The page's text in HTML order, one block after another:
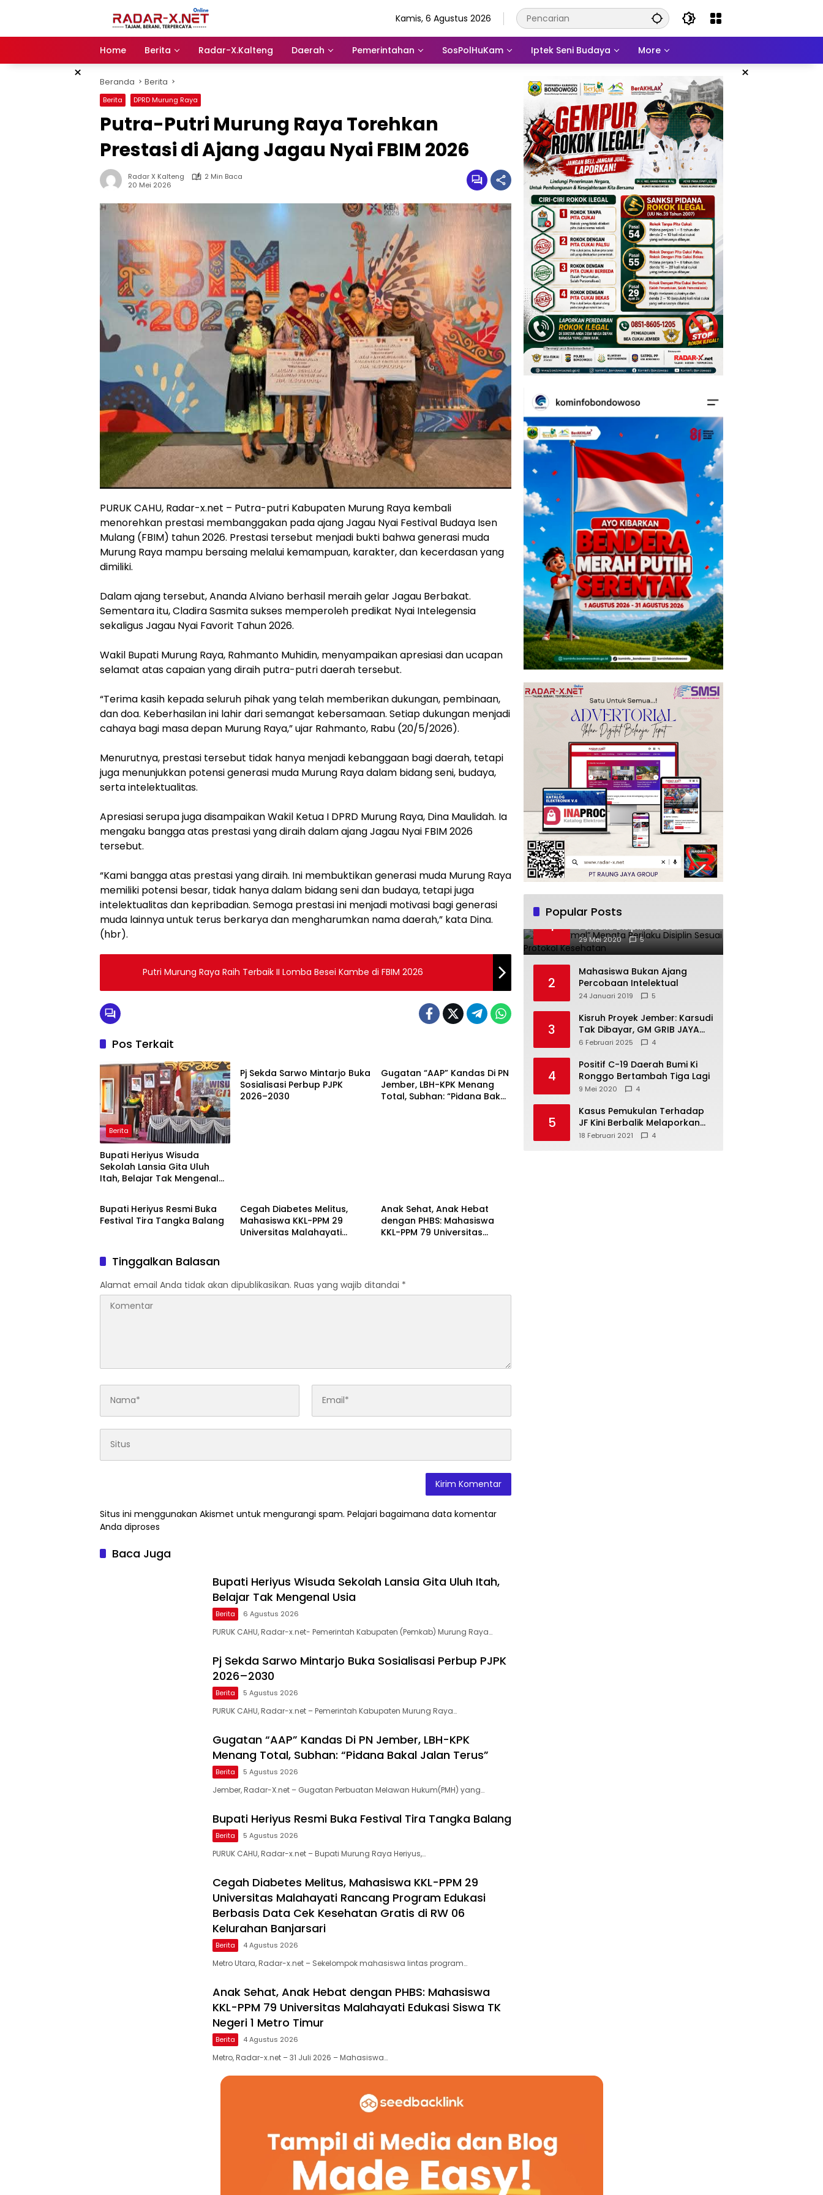
Kamis, 6 Agustus 2026
Home Berita Radar-X.Kalteng Daerah Pemerintahan SosPolHuKam Iptek Seni Budaya More
× ×
Beranda Berita
Berita DPRD Murung Raya
Putra-Putri Murung Raya Torehkan
Prestasi di Ajang Jagau Nyai FBIM 2026
Radar X Kalteng
2 Min Baca
20 Mei 2026
PURUK CAHU, Radar-x.net – Putra-putri Kabupaten Murung Raya kembali
menorehkan prestasi membanggakan pada ajang Jagau Nyai Festival Budaya Isen
Mulang (FBIM) tahun 2026. Prestasi tersebut menjadi bukti bahwa generasi muda
Murung Raya mampu bersaing melalui kemampuan, karakter, dan kecerdasan yang
dimiliki.
Dalam ajang tersebut, Ananda Alviano berhasil meraih gelar Jagau Berbakat.
Sementara itu, Cladira Sasmita sukses memperoleh predikat Nyai Intelegensia
sekaligus Jagau Nyai Favorit Tahun 2026.
Wakil Bupati Murung Raya, Rahmanto Muhidin, menyampaikan apresiasi dan ucapan
selamat atas capaian yang diraih putra-putri daerah tersebut.
“Terima kasih kepada seluruh pihak yang telah memberikan dukungan, pembinaan,
dan doa. Keberhasilan ini lahir dari semangat kebersamaan. Setiap dukungan menjadi
cahaya bagi masa depan Murung Raya,” ujar Rahmanto, Rabu (20/5/2026).
Menurutnya, prestasi tersebut tidak hanya menjadi kebanggaan bagi daerah, tetapi
juga menunjukkan potensi generasi muda Murung Raya dalam bidang seni, budaya,
serta intelektualitas.
Apresiasi serupa juga disampaikan Wakil Ketua I DPRD Murung Raya, Dina Maulidah. Ia
mengaku bangga atas prestasi yang diraih dalam ajang Jagau Nyai FBIM 2026
tersebut.
“Kami bangga atas prestasi yang diraih. Ini membuktikan generasi muda Murung Raya
memiliki potensi besar, tidak hanya dalam bidang seni dan budaya, tetapi juga
intelektualitas dan kepribadian. Semoga prestasi ini menjadi motivasi bagi generasi
muda lainnya untuk terus berkarya dan mengharumkan nama daerah,” kata Dina.
(hbr).
Putri Murung Raya Raih Terbaik II Lomba Besei Kambe di FBIM 2026
Pos Terkait
Berita
Bupati Heriyus Wisuda
Sekolah Lansia Gita Uluh
Itah, Belajar Tak Mengenal
Pj Sekda Sarwo Mintarjo Buka
Sosialisasi Perbup PJPK
2026–2030
Gugatan “AAP” Kandas Di PN
Jember, LBH-KPK Menang
Total, Subhan: “Pidana Bakal
Berita
Bupati Heriyus Resmi Buka
Festival Tira Tangka Balang
Cegah Diabetes Melitus,
Mahasiswa KKL-PPM 29
Universitas Malahayati
Kelurahan Banjarsari
Anak Sehat, Anak Hebat
dengan PHBS: Mahasiswa
KKL-PPM 79 Universitas
Tinggalkan Balasan
Alamat email Anda tidak akan dipublikasikan. Ruas yang wajib ditandai *
Situs ini menggunakan Akismet untuk mengurangi spam. Pelajari bagaimana data komentar
Anda diproses
Baca Juga
Bupati Heriyus Wisuda Sekolah Lansia Gita Uluh Itah,
Belajar Tak Mengenal Usia
Berita 6 Agustus 2026
PURUK CAHU, Radar-x.net- Pemerintah Kabupaten (Pemkab) Murung Raya…
Pj Sekda Sarwo Mintarjo Buka Sosialisasi Perbup PJPK
2026–2030
Berita 5 Agustus 2026
PURUK CAHU, Radar-x.net – Pemerintah Kabupaten Murung Raya…
Gugatan “AAP” Kandas Di PN Jember, LBH-KPK
Menang Total, Subhan: “Pidana Bakal Jalan Terus”
Berita 5 Agustus 2026
Jember, Radar-X.net – Gugatan Perbuatan Melawan Hukum(PMH) yang…
Bupati Heriyus Resmi Buka Festival Tira Tangka Balang
Berita 5 Agustus 2026
PURUK CAHU, Radar-x.net – Bupati Murung Raya Heriyus,…
Cegah Diabetes Melitus, Mahasiswa KKL-PPM 29
Universitas Malahayati Rancang Program Edukasi
Berbasis Data Cek Kesehatan Gratis di RW 06
Kelurahan Banjarsari
Berita 4 Agustus 2026
Metro Utara, Radar-x.net – Sekelompok mahasiswa lintas program…
Anak Sehat, Anak Hebat dengan PHBS: Mahasiswa
KKL-PPM 79 Universitas Malahayati Edukasi Siswa TK
Negeri 1 Metro Timur
Berita 4 Agustus 2026
Metro, Radar-x.net – 31 Juli 2026 – Mahasiswa…
Popular Posts
1
“New Normal” Menata
Perilaku Disiplin Sesuai
Protokol Kesehatan
29 Mei 2020 5
2
Mahasiswa Bukan Ajang
Percobaan Intelektual
24 Januari 2019 5
3
Kisruh Proyek Jember: Karsudi
Tak Dibayar, GM GRIB JAYA
Turun Tangan!
6 Februari 2025 4
4
Positif C-19 Daerah Bumi Ki
Ronggo Bertambah Tiga Lagi
9 Mei 2020 4
5
Kasus Pemukulan Terhadap
JF Kini Berbalik Melaporkan
Pelapor, Kuasa Hukum
18 Februari 2021 4